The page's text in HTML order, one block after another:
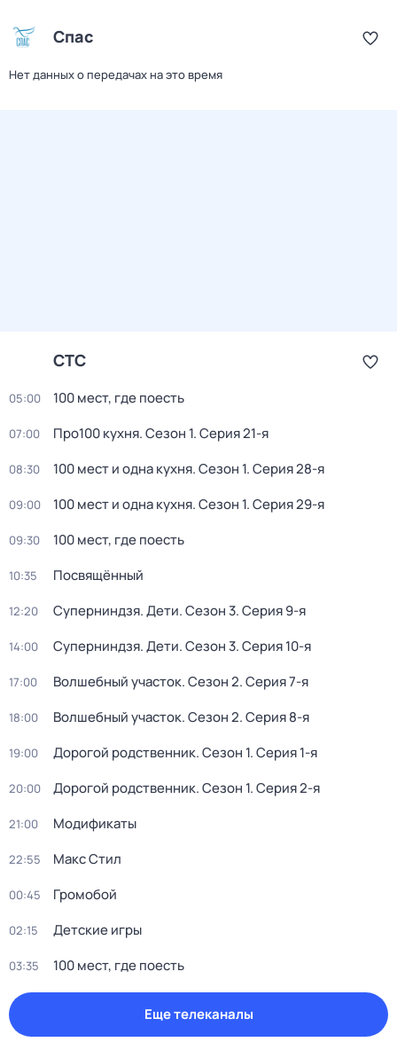
Спас
Нет данных о передачах на это время
СТС
05:00 100 мест, где поесть
07:00 Про100 кухня. Сезон 1. Серия 21-я
08:30 100 мест и одна кухня. Сезон 1. Серия 28-я
09:00 100 мест и одна кухня. Сезон 1. Серия 29-я
09:30 100 мест, где поесть
10:35 Посвящённый
12:20 Суперниндзя. Дети. Сезон 3. Серия 9-я
14:00 Суперниндзя. Дети. Сезон 3. Серия 10-я
17:00 Волшебный участок. Сезон 2. Серия 7-я
18:00 Волшебный участок. Сезон 2. Серия 8-я
19:00 Дорогой родственник. Сезон 1. Серия 1-я
20:00 Дорогой родственник. Сезон 1. Серия 2-я
21:00 Модификаты
22:55 Макс Стил
00:45 Громобой
02:15 Детские игры
03:35 100 мест, где поесть
Еще телеканалы